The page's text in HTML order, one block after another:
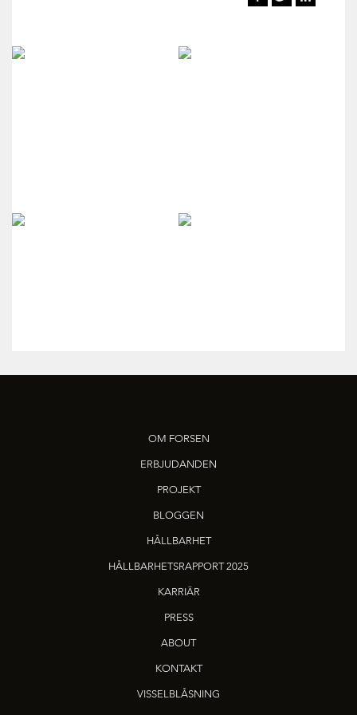
OM FORSEN
ERBJUDANDEN
PROJEKT
BLOGGEN
HÅLLBARHET
HÅLLBARHETSRAPPORT 2025
KARRIÄR
PRESS
ABOUT
KONTAKT
VISSELBLÅSNING